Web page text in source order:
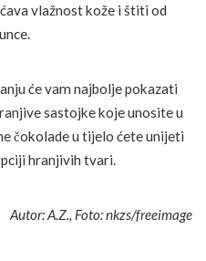
vlažnost kože i štiti od
će vam najbolje pokazati
sastojke koje unosite u
čokolade u tijelo ćete unijeti
hranjivih tvari.
Autor: A.Z., Foto: nkzs/freeimage